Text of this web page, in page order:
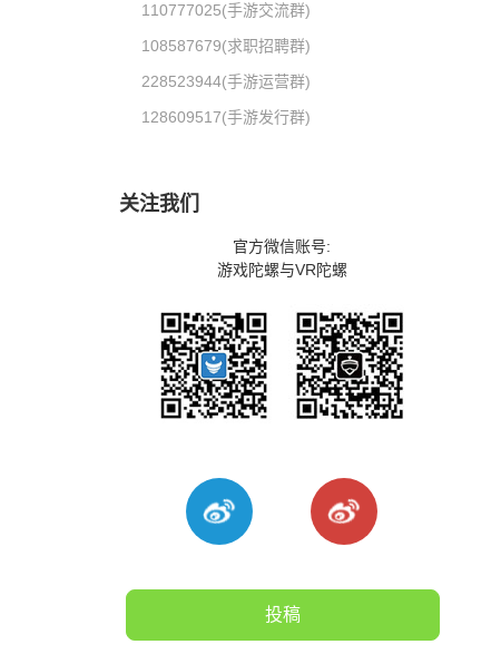
110777025(手游交流群)
108587679(求职招聘群)
228523944(手游运营群)
128609517(手游发行群)
关注我们
官方微信账号:
游戏陀螺与VR陀螺
投稿